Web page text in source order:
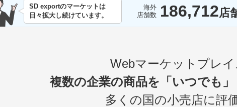
SD exportのマーケットは
日々拡大し続けています。
海外
店舗数
186,712店
Webマーケットプレ
複数の企業の商品を 「いつでも」
多くの国の小売店に評